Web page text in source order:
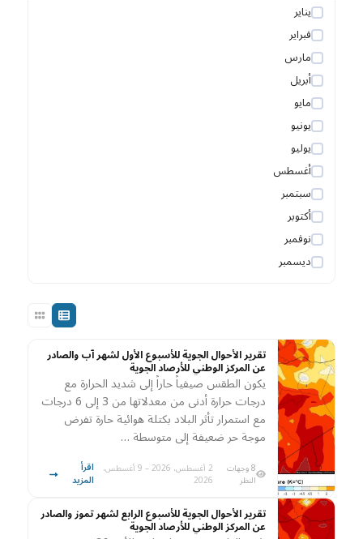
يناير
فبراير
مارس
أبريل
مايو
يونيو
يوليو
أغسطس
سبتمبر
أكتوبر
نوفمبر
ديسمبر
تقرير الأحوال الجوية للأسبوع الأول لشهر آب والصادر
عن المركز الوطني للأرصاد الجوية
يكون الطقس صيفياً حاراً إلى شديد الحرارة مع
درجات حرارة أدنى من معدلاتها من 3 إلى 6 درجات
مع استمرار تأثر البلاد بكتلة هوائية حارة تفرض
موجة حر ضعيفة إلى متوسطة …
8 وجهات
النظر
2 أغسطس، 2026 – 9 أغسطس،
2026
اقرأ
المزيد
تقرير الأحوال الجوية للأسبوع الرابع لشهر تموز والصادر
عن المركز الوطني للأرصاد الجوية